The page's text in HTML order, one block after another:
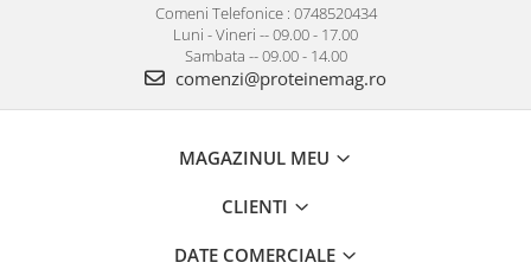
Comeni Telefonice : 0748520434
Luni - Vineri -- 09.00 - 17.00
Sambata -- 09.00 - 14.00
comenzi@proteinemag.ro
MAGAZINUL MEU
CLIENTI
DATE COMERCIALE